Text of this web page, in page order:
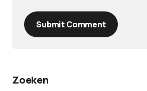
Submit Comment
Zoeken